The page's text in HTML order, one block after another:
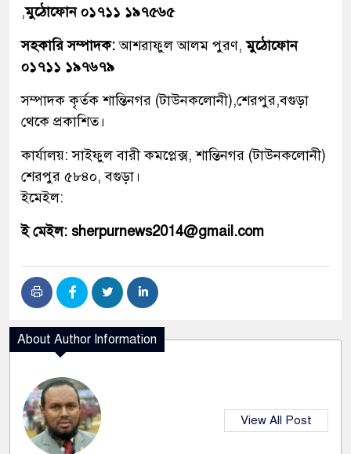
,মুঠোফোন ০১৭১১ ১৯৭৫৬৫
সহকারি সম্পাদক:আশরাফুল আলম পুরণ,মুঠোফোন
০১৭১১ ১৯৭৬৭৯
সম্পাদক কৃর্তক শান্তিনগর (টাউনকলোনী),শেরপুর,বগুড়া
থেকে প্রকাশিত।
কার্যালয়: সাইফুল বারী কমপ্লেক্স, শান্তিনগর (টাউনকলোনী)
শেরপুর ৫৮৪০, বগুড়া।
ইমেইল:
ই মেইল: sherpurnews2014@gmail.com
About Author Information
View All Post